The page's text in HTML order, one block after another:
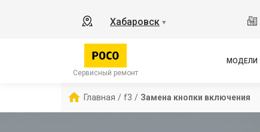
Хабаровск ▼
Сервисный ремонт
МОДЕЛИ
Главная / f3 / Замена кнопки включения